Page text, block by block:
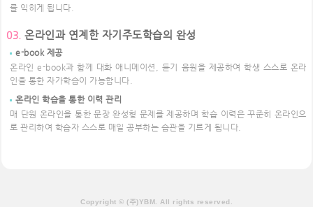
를 익히게 됩니다.
03. 온라인과 연계한 자기주도학습의 완성
e-book 제공
온라인 e-book과 함께 대화 애니메이션, 듣기 음원을 제공하여 학생 스스로 온라
인을 통한 자가학습이 가능합니다.
온라인 학습을 통한 이력 관리
매 단원 온라인을 통한 문장 완성형 문제를 제공하며 학습 이력은 꾸준히 온라인으
로 관리하여 학습자 스스로 매일 공부하는 습관을 기르게 됩니다.
Copyright © (주)YBM. All rights reserved.